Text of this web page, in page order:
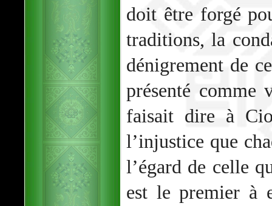
doit être forgé
traditions, la
dénigrement de
présenté
faisait dire à
l’injustice que
l’égard de celle
est le premier à